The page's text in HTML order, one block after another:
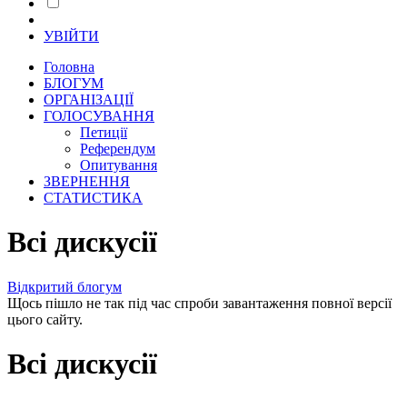
УВІЙТИ
Головна
БЛОГУМ
ОРГАНІЗАЦІЇ
ГОЛОСУВАННЯ
Петиції
Референдум
Опитування
ЗВЕРНЕННЯ
СТАТИСТИКА
Всі дискусії
Відкритий блогум
Щось пішло не так під час спроби завантаження повної версії
цього сайту.
Всі дискусії